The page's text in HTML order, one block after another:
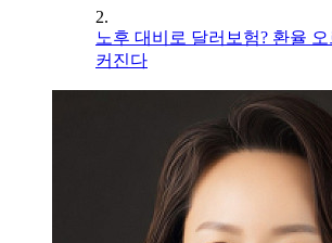
2.
노후 대비로 달러보험? 환율
커진다